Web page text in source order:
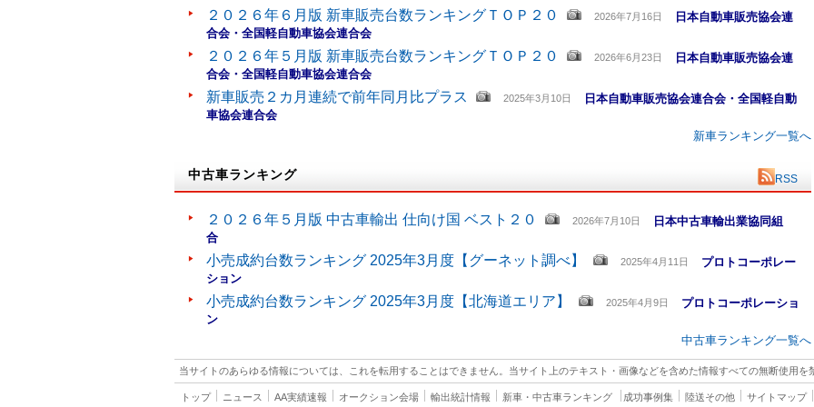
２０２６年６月版 新車販売台数ランキングＴＯＰ２０ 2026年7月16日 日本自動車販売協会連
合会・全国軽自動車協会連合会
２０２６年５月版 新車販売台数ランキングＴＯＰ２０
2026年6月23日 日本自動車販売協会連
合会・全国軽自動車協会連合会
新車販売２カ月連続で前年同月比プラス
2025年3月10日 日本自動車販売協会連合会・全国軽自動
車協会連合会
新車ランキング一覧へ
中古車ランキング RSS
２０２６年５月版 中古車輸出 仕向け国 ベスト２０ 2026年7月10日 日本中古車輸出業協同組
合
小売成約台数ランキング 2025年3月度【グーネット調べ】
2025年4月11日 プロトコーポレー
ション
小売成約台数ランキング 2025年3月度【北海道エリア】
2025年4月9日 プロトコーポレーショ
ン
中古車ランキング一覧へ
当サイトのあらゆる情報については、これを転用することはできません。当サイト上のテキスト・画像などを含めた情報すべての無断使用を
トップ ニュース AA実績速報 オークション会場 輸出統計情報 新車・中古車ランキング 成功事例集 陸送その他 サイトマップ